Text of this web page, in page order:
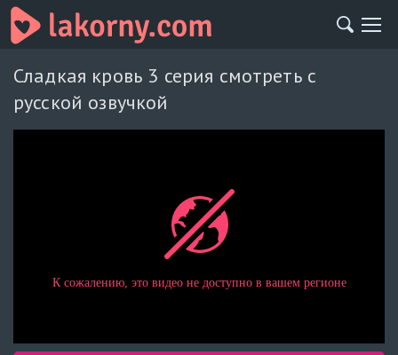
Сладкая кровь 3 серия смотреть с
русской озвучкой